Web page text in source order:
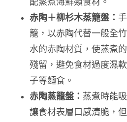
赤陶＋柳杉木蒸籠盤：
籠，以赤陶代替一般全
水的赤陶材質，使蒸煮
殘留，避免食材過度濕
子等麵食。
赤陶蒸籠盤： 蒸煮時能
讓食材表層口感清脆，